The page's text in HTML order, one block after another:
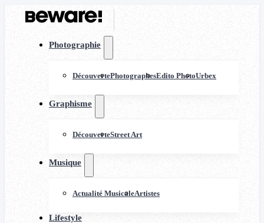
Photographie
DécouvertePhotographesEdito PhotoUrbex
Graphisme
DécouverteStreet Art
Musique
Actualité MusicaleArtistes
Lifestyle